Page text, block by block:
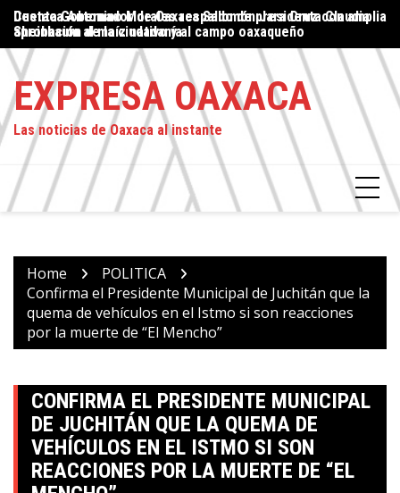
Skip
content
Cuenta Gobernador de Oaxaca Salomón Jara Cruz con amplia
aprobación de la ciudadanía
Destaca Antonino Morales respaldo de presidenta Claudia
Sheinbaum al maíz nativo y al campo oaxaqueño
EXPRESA OAXACA
Las noticias de Oaxaca al instante
Home
POLITICA
Confirma el Presidente Municipal de Juchitán que la
quema de vehículos en el Istmo si son reacciones
por la muerte de “El Mencho”
CONFIRMA EL PRESIDENTE MUNICIPAL
DE JUCHITÁN QUE LA QUEMA DE
VEHÍCULOS EN EL ISTMO SI SON
REACCIONES POR LA MUERTE DE “EL